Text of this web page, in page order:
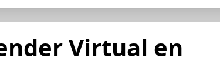
Virtual en